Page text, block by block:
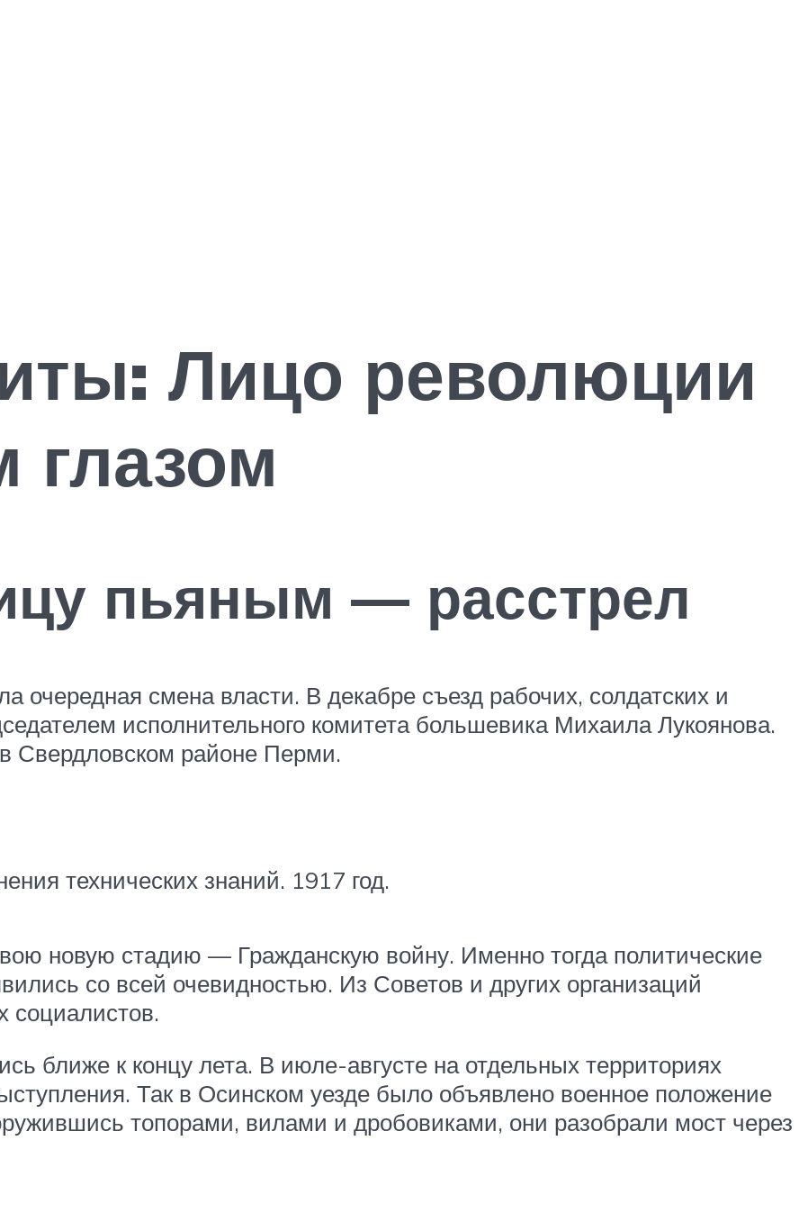
Лицо революции
глазом
пьяным — расстрел
очередная смена власти. В декабре съезд рабочих, солдатских и
исполнительного комитета большевика Михаила Лукоянова.
Свердловском районе Перми.
технических знаний. 1917 год.
новую стадию — Гражданскую войну. Именно тогда политические
со всей очевидностью. Из Советов и других организаций
социалистов.
ближе к концу лета. В июле-августе на отдельных территориях
Так в Осинском уезде было объявлено военное положение
топорами, вилами и дробовиками, они разобрали мост через